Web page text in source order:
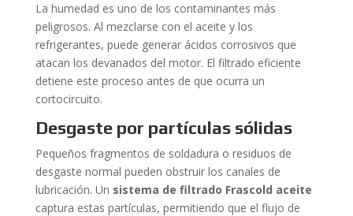
La humedad es uno de los contaminantes más
peligrosos. Al mezclarse con el aceite y los
refrigerantes, puede generar ácidos corrosivos que
atacan los devanados del motor. El filtrado eficiente
detiene este proceso antes de que ocurra un
cortocircuito.
Desgaste por partículas sólidas
Pequeños fragmentos de soldadura o residuos de
desgaste normal pueden obstruir los canales de
lubricación. Un sistema de filtrado Frascold aceite
captura estas partículas, permitiendo que el flujo de